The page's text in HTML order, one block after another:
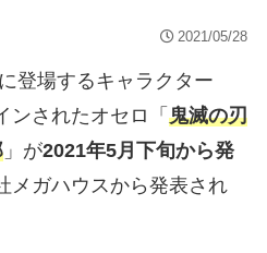
2021/05/28
登場するキャラクター
ンされたオセロ「 鬼滅の刃
」が2021年5月下旬から発
メガハウスから発表され